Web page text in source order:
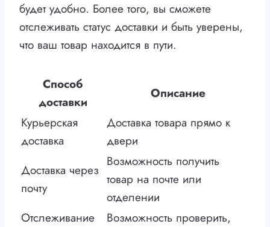
будет удобно. Более того, вы сможете
отслеживать статус доставки и быть уверены,
что ваш товар находится в пути.
Способ
доставки
Описание
Курьерская
доставка
Доставка товара прямо к
двери
Доставка через
почту
Возможность получить
товар на почте или
отделении
Отслеживание
Возможность проверить,